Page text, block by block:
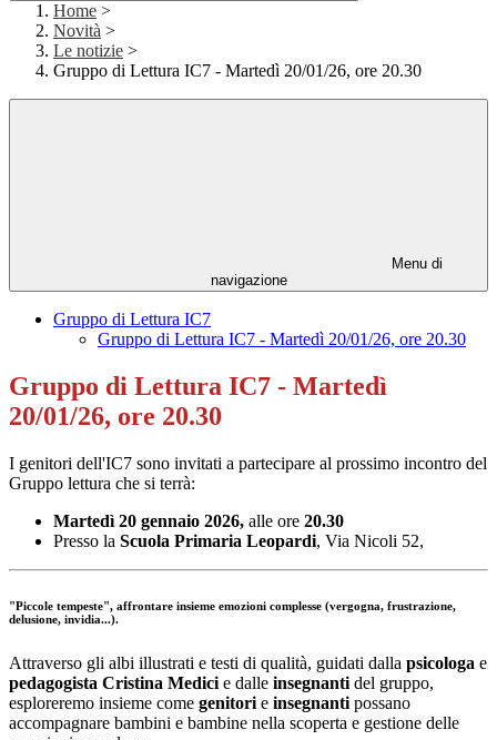
Home >
Novità >
Le notizie >
Gruppo di Lettura IC7 - Martedì 20/01/26, ore 20.30
Menu di
navigazione
Gruppo di Lettura IC7
Gruppo di Lettura IC7 - Martedì 20/01/26, ore 20.30
Gruppo di Lettura IC7 - Martedì
20/01/26, ore 20.30
I genitori dell'IC7 sono invitati a partecipare al prossimo incontro del
Gruppo lettura che si terrà:
Martedì 20 gennaio 2026, alle ore 20.30
Presso la Scuola Primaria Leopardi, Via Nicoli 52,
"Piccole tempeste", affrontare insieme emozioni complesse (vergogna, frustrazione,
delusione, invidia...).
Attraverso gli albi illustrati e testi di qualità, guidati dalla psicologa e
pedagogista Cristina Medici e dalle insegnanti del gruppo,
esploreremo insieme come genitori e insegnanti possano
accompagnare bambini e bambine nella scoperta e gestione delle